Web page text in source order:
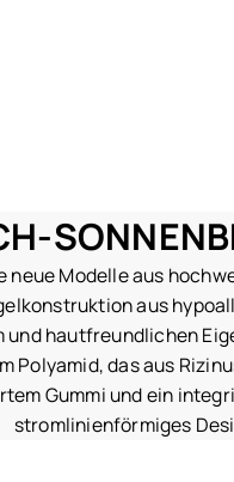
Modelle aus
aus
hautfreundlichen
Polyamid, das aus
Gummi und ein
stromlinienförmiges